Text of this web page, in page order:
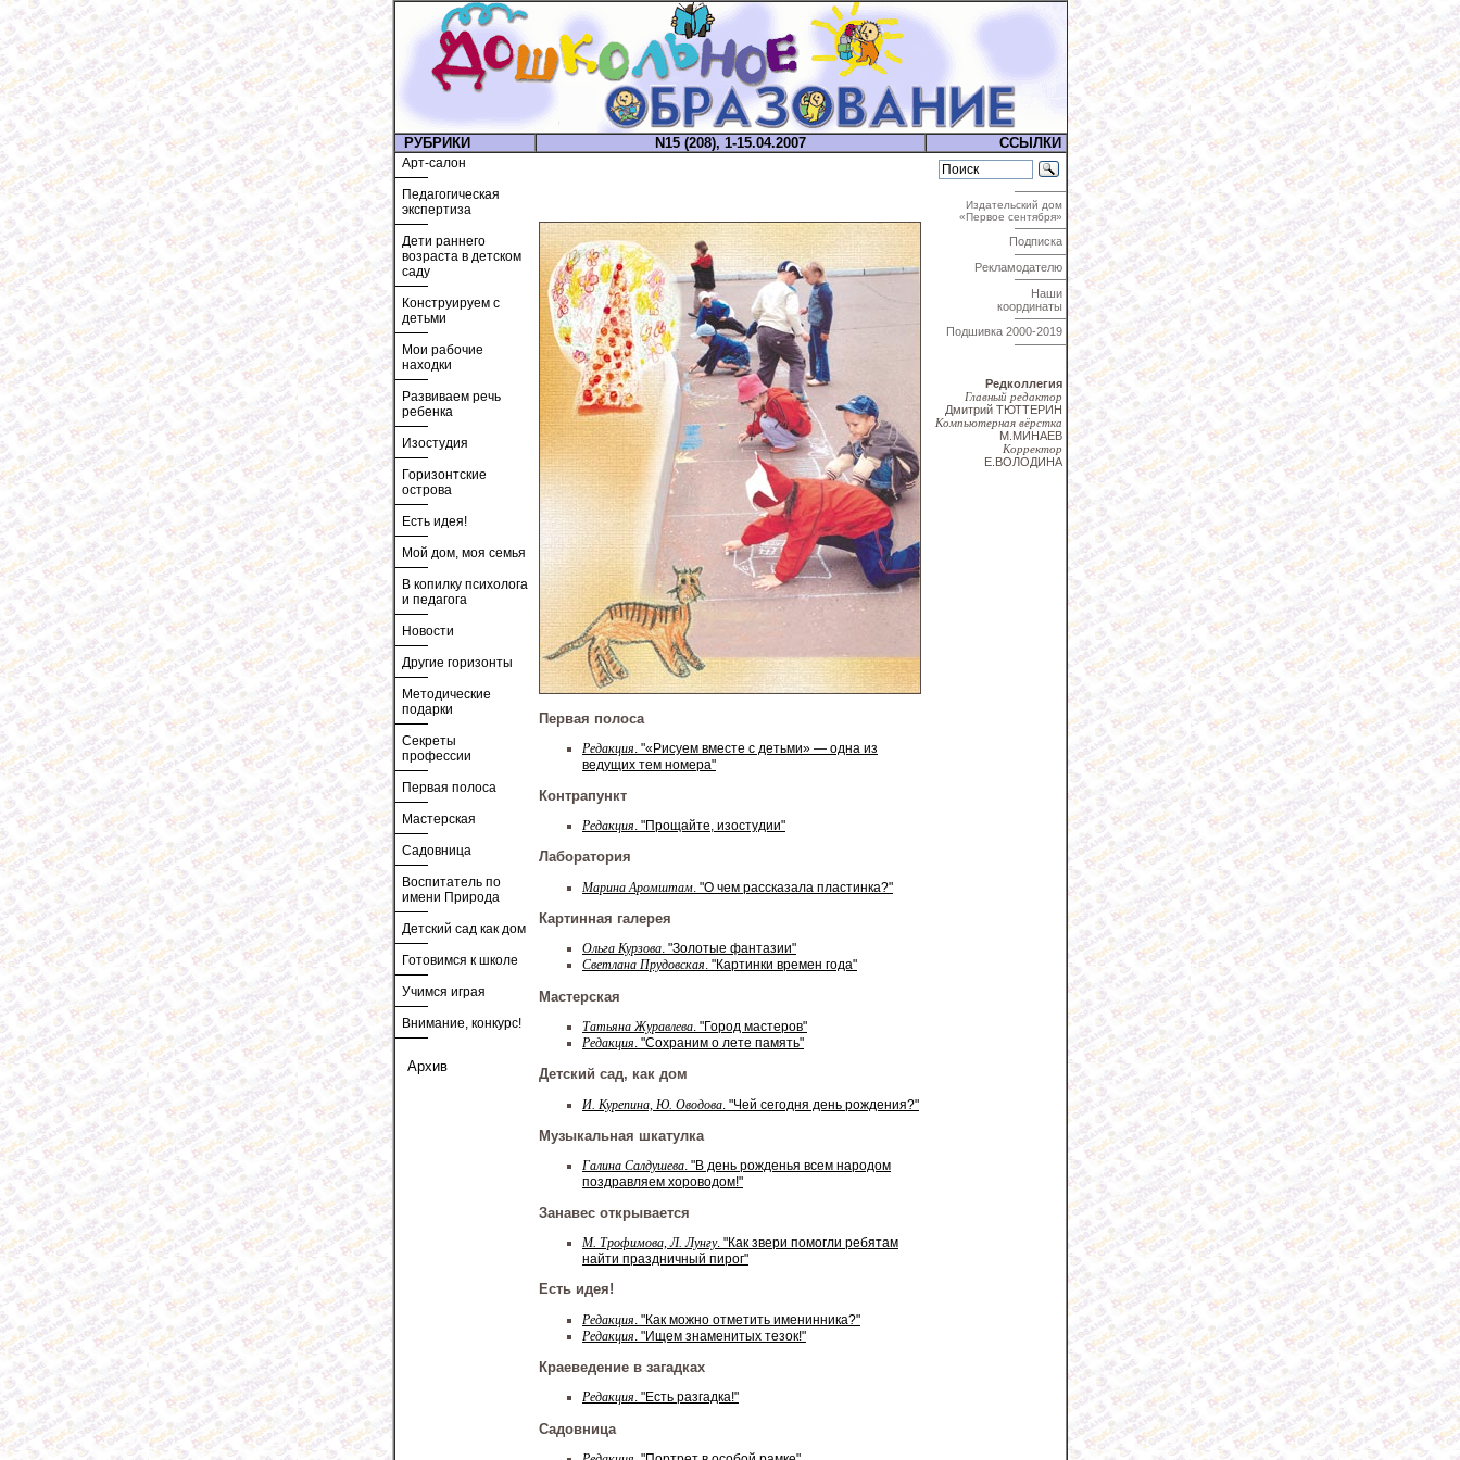
РУБРИКИ N15 (208), 1-15.04.2007 ССЫЛКИ
Арт-салон
Педагогическая
экспертиза
Дети раннего
возраста в детском
саду
Конструируем с
детьми
Мои рабочие
находки
Развиваем речь
ребенка
Изостудия
Горизонтские
острова
Есть идея!
Мой дом, моя семья
В копилку психолога
и педагога
Новости
Другие горизонты
Методические
подарки
Секреты
профессии
Первая полоса
Мастерская
Садовница
Воспитатель по
имени Природа
Детский сад как дом
Готовимся к школе
Учимся играя
Внимание, конкурс!
Архив
Первая полоса
Редакция. "«Рисуем вместе с детьми» — одна из
ведущих тем номера"
Контрапункт
Редакция. "Прощайте, изостудии"
Лаборатория
Марина Аромштам . "О чем рассказала пластинка?"
Картинная галерея
Ольга Курзова. "Золотые фантазии"
Светлана Прудовская. "Картинки времен года"
Мастерская
Татьяна Журавлева. "Город мастеров"
Редакция. "Сохраним о лете память"
Детский сад, как дом
И. Курепина, Ю. Оводова . "Чей сегодня день рождения?"
Музыкальная шкатулка
Галина Салдушева. "В день рожденья всем народом
поздравляем хороводом!"
Занавес открывается
М. Трофимова, Л. Лунгу. "Как звери помогли ребятам
найти праздничный пирог"
Есть идея!
Редакция . "Как можно отметить именинника?"
Редакция . "Ищем знаменитых тезок!"
Краеведение в загадках
Редакция. "Есть разгадка!"
Садовница
Издательский дом
«Первое сентября»
Подписка
Рекламодателю
Наши
координаты
Подшивка 2000-2019
Редколлегия
Главный редактор
Дмитрий ТЮТТЕРИН
Компьютерная вёрстка
М.МИНАЕВ
Корректор
Е.ВОЛОДИНА